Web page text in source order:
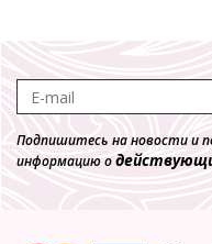
Подпишитесь на новости и
информацию о